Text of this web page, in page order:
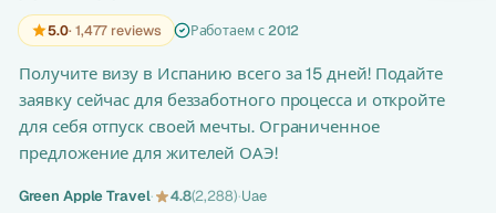
5.0· 1,477 reviews Работаем с 2012
Получите визу в Испанию всего за 15 дней! Подайте
заявку сейчас для беззаботного процесса и откройте
для себя отпуск своей мечты. Ограниченное
предложение для жителей ОАЭ!
Green Apple Travel· 4.8(2,288)·Uae